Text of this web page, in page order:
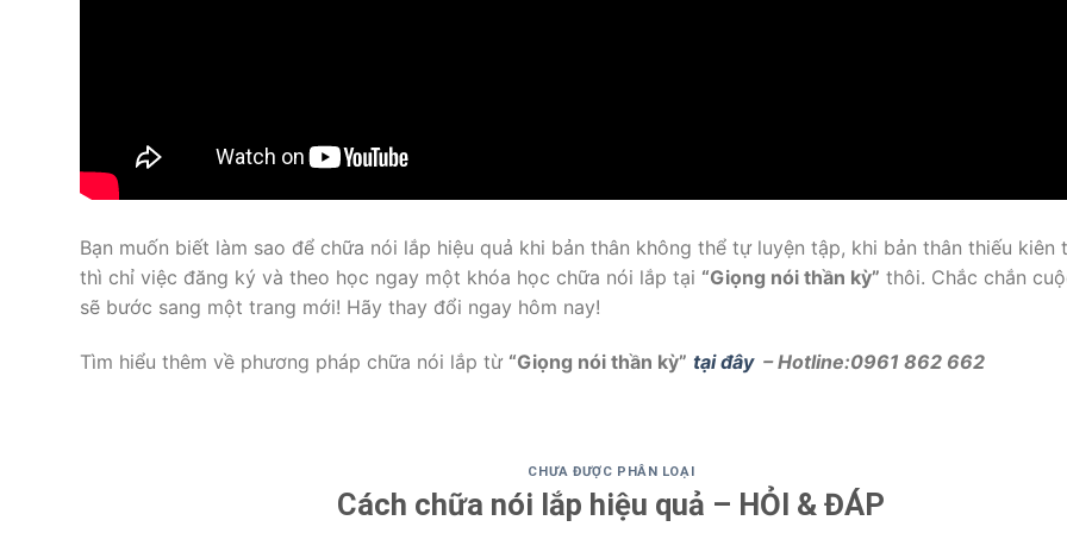
Bạn muốn biết làm sao để chữa nói lắp hiệu quả khi bản thân không thể tự luyện tập, khi bản thân thiếu kiên
thì chỉ việc đăng ký và theo học ngay một khóa học chữa nói lắp tại “Giọng nói thần kỳ” thôi. Chắc chắn
sẽ bước sang một trang mới! Hãy thay đổi ngay hôm nay!
Tìm hiểu thêm về phương pháp chữa nói lắp từ “Giọng nói thần kỳ” tại đây–Hotline:0961 862 662
CHƯA ĐƯỢC PHÂN LOẠI
Cách chữa nói lắp hiệu quả – HỎI & ĐÁP